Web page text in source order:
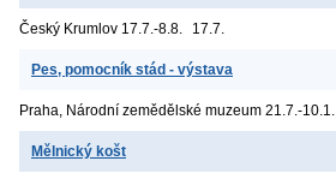
Český Krumlov 17.7.-8.8. 17.7.
Pes, pomocník stád - výstava
Praha, Národní zemědělské muzeum 21.7.-10.1.
Mělnický košt